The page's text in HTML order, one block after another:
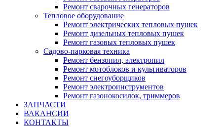
Ремонт сварочных генераторов
Тепловое оборудование
Ремонт электрических тепловых пушек
Ремонт дизельных тепловых пушек
Ремонт газовых тепловых пушек
Садово-парковая техника
Ремонт бензопил, электропил
Ремонт мотоблоков и культиваторов
Ремонт снегоуборщиков
Ремонт электроинструментов
Ремонт газонокосилок, триммеров
ЗАПЧАСТИ
ВАКАНСИИ
КОНТАКТЫ